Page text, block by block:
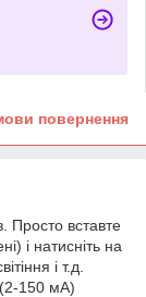
повернення
Просто вставте
і натисніть на
і т.д.
(2-150 мА)